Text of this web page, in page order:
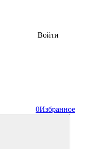
Войти
0Избранное